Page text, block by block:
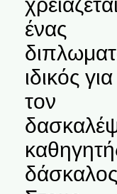
ένας
ιδικός
τον